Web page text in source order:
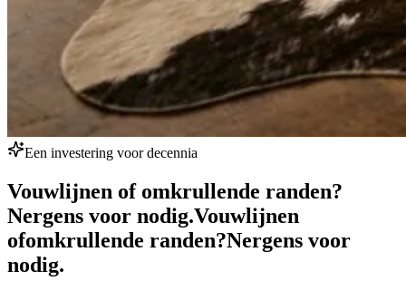
Een investering voor decennia
Vouwlijnen of omkrullende randen?
Nergens voor nodig.Vouwlijnen
ofomkrullende randen?Nergens voor
nodig.